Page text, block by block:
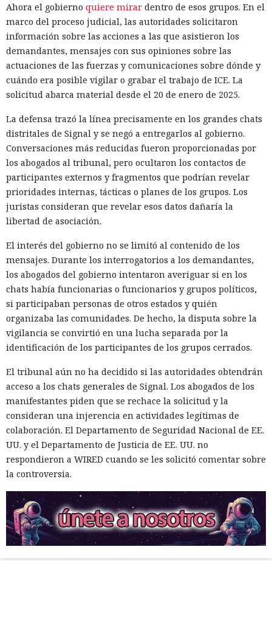
Ahora el gobierno quiere mirar dentro de esos grupos. En el
marco del proceso judicial, las autoridades solicitaron
información sobre las acciones a las que asistieron los
demandantes, mensajes con sus opiniones sobre las
actuaciones de las fuerzas y comunicaciones sobre dónde y
cuándo era posible vigilar o grabar el trabajo de ICE. La
solicitud abarca material desde el 20 de enero de 2025.
La defensa trazó la línea precisamente en los grandes chats
distritales de Signal y se negó a entregarlos al gobierno.
Conversaciones más reducidas fueron proporcionadas por
los abogados al tribunal, pero ocultaron los contactos de
participantes externos y fragmentos que podrían revelar
prioridades internas, tácticas o planes de los grupos. Los
juristas consideran que revelar esos datos dañaría la
libertad de asociación.
El interés del gobierno no se limitó al contenido de los
mensajes. Durante los interrogatorios a los demandantes,
los abogados del gobierno intentaron averiguar si en los
chats había funcionarias o funcionarios y grupos políticos,
si participaban personas de otros estados y quién
organizaba las comunidades. De hecho, la disputa sobre la
vigilancia se convirtió en una lucha separada por la
identificación de los participantes de los grupos cerrados.
El tribunal aún no ha decidido si las autoridades obtendrán
acceso a los chats generales de Signal. Los abogados de los
manifestantes piden que se rechace la solicitud y la
consideran una injerencia en actividades legítimas de
colaboración. El Departamento de Seguridad Nacional de EE.
UU. y el Departamento de Justicia de EE. UU. no
respondieron a WIRED cuando se les solicitó comentar sobre
la controversia.